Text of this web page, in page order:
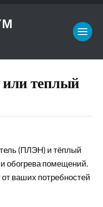
теплый
(ПЛЭН) и тёплый
обогрева помещений.
ваших потребностей